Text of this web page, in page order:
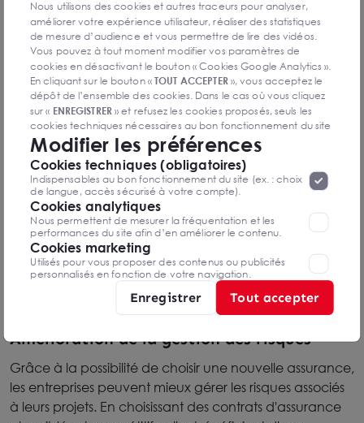
La loi Hamon permet aux entreprises de résilier leur
contrat d'assurance emprunteur dans les 12 mois
suivant la signature du prêt. Cela leur donne la
possibilité de choisir une nouvelle assurance plus
compétitive, entraînant une réduction des coûts,
souvent de l'ordre de plusieurs milliers d'euros par an,
notamment pour les prêts importants dans l'immobilier.
Flexibilité pour adapter les contrats
Les entreprises peuvent ajuster leurs assurances en
fonction des besoins spécifiques de chaque projet
immobilier. Qu'il s'agisse d'une acquisition, d'une
rénovation ou d'un refinancement, elles peuvent
sélectionner des contrats plus adaptés, offrant ainsi une
couverture optimale tout en réduisant les dépenses
Amélioration de la gestion des risques
Grâce à la possibilité de choisir une nouvelle assurance,
les entreprises peuvent mieux gérer les risques associés
à leurs projets. En choisissant des contrats d'assurance
Nous utilisons des cookies et autres traceurs pour analyser,
améliorer votre expérience utilisateur, réaliser des statistiques
de mesure d’audience et vous permettre de lire des vidéos.
Vous pouvez à tout moment modifier vos paramètres de
cookies en désactivant le bouton « Cookies Google Analytics ».
En cliquant sur le bouton «TOUT ACCEPTER», vous acceptez le
dépôt de l’ensemble des cookies. Dans le cas où vous cliquez
sur « ENREGISTRER» et refusez les cookies proposés, seuls les
cookies techniques nécessaires au bon fonctionnement du site
seront déposés. Pour plus d’informations, vous pouvez consulter
«Protection des données à caractère
personnel ».Lorsque vous naviguez sur notre site internet, il
peut être amenée à déposer des cookies. Vous avez la
possibilité de désactiver les cookies, ces réglages ne seront
valables que sur le navigateur que vous utilisez actuellement
Modifier les préférences
Cookies techniques (obligatoires)
Indispensables au bon fonctionnement du site (ex. : choix
de langue, accès sécurisé à votre compte).
Cookies analytiques
Nous permettent de mesurer la fréquentation et les
performances du site afin d’en améliorer le contenu.
Cookies marketing
Utilisés pour vous proposer des contenus ou publicités
personnalisés en fonction de votre navigation.
Enregistrer Tout accepter